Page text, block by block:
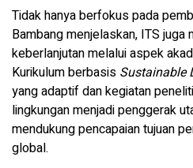
Tidak hanya berfokus pada
Bambang menjelaskan, ITS juga
keberlanjutan melalui aspek
Kurikulum berbasis Sustainable
yang adaptif dan kegiatan
lingkungan menjadi penggerak
mendukung pencapaian tujuan
global.